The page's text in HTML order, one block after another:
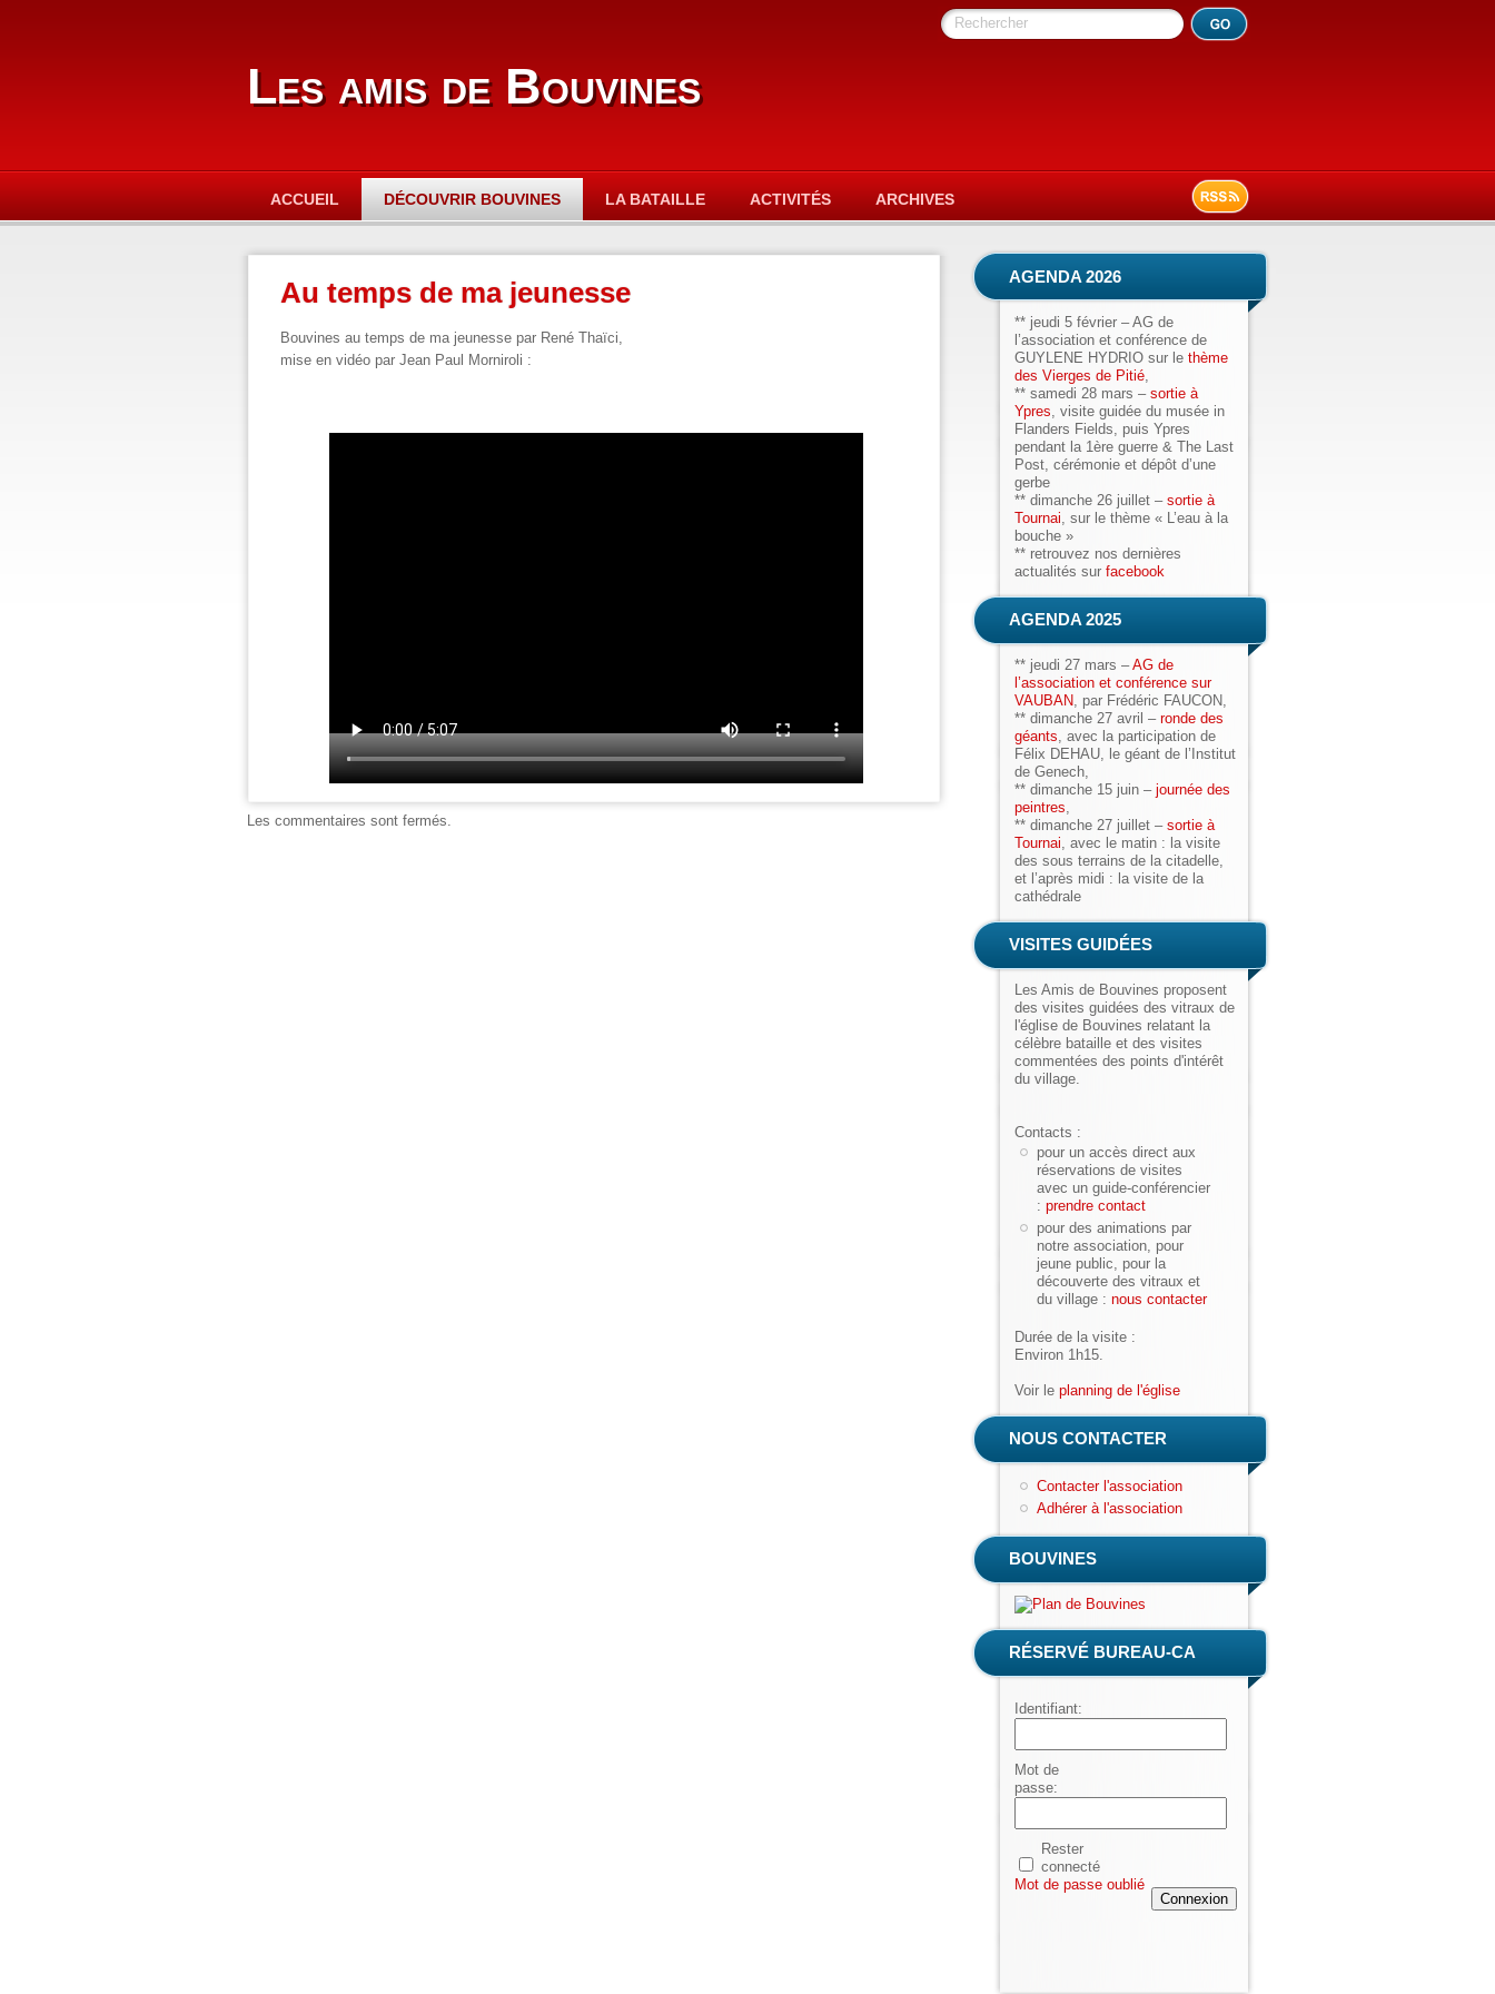
Rechercher
Les amis de Bouvines
ACCUEIL DÉCOUVRIR BOUVINES LA BATAILLE ACTIVITÉS ARCHIVES
Au temps de ma jeunesse
Bouvines au temps de ma jeunesse par René Thaïci,
mise en vidéo par Jean Paul Morniroli :
Les commentaires sont fermés.
AGENDA 2026
** jeudi 5 février – AG de
l’association et conférence de
GUYLENE HYDRIO sur le thème
des Vierges de Pitié,
** samedi 28 mars – sortie à
Ypres, visite guidée du musée in
Flanders Fields, puis Ypres
pendant la 1ère guerre & The Last
Post, cérémonie et dépôt d’une
gerbe
** dimanche 26 juillet – sortie à
Tournai, sur le thème « L’eau à la
bouche »
** retrouvez nos dernières
actualités sur facebook
AGENDA 2025
** jeudi 27 mars –AG de
l’association et conférence sur
VAUBAN, par Frédéric FAUCON,
** dimanche 27 avril – ronde des
géants, avec la participation de
Félix DEHAU, le géant de l’Institut
de Genech,
** dimanche 15 juin – journée des
peintres,
** dimanche 27 juillet – sortie à
Tournai, avec le matin : la visite
des sous terrains de la citadelle,
et l’après midi : la visite de la
cathédrale
VISITES GUIDÉES
Les Amis de Bouvines proposent
des visites guidées des vitraux de
l'église de Bouvines relatant la
célèbre bataille et des visites
commentées des points d'intérêt
du village.
Contacts :
pour un accès direct aux
réservations de visites
avec un guide-conférencier
: prendre contact
pour des animations par
notre association, pour
jeune public, pour la
découverte des vitraux et
du village : nous contacter
Durée de la visite :
Environ 1h15.
Voir le planning de l'église
NOUS CONTACTER
Contacter l'association
Adhérer à l'association
BOUVINES
RÉSERVÉ BUREAU-CA
Identifiant:
Mot de
passe:
Rester
connecté
Connexion
Mot de passe oublié